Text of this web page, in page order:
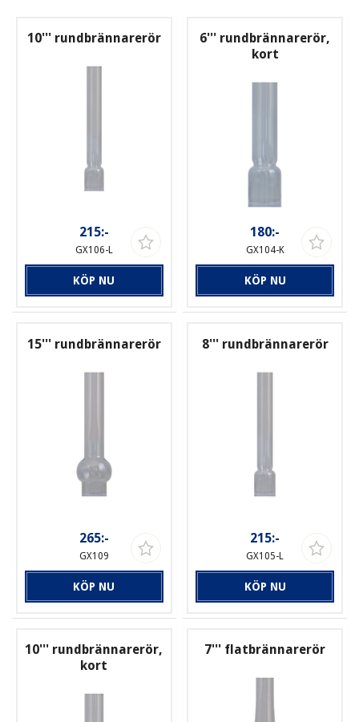
10''' rundbrännarerör
215:-
GX106-L
KÖP NU
6''' rundbrännarerör,
kort
180:-
GX104-K
KÖP NU
15''' rundbrännarerör
265:-
GX109
KÖP NU
8''' rundbrännarerör
215:-
GX105-L
KÖP NU
10''' rundbrännarerör,
kort
7''' flatbrännarerör